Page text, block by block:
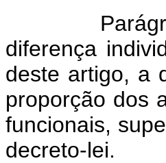
diferença
deste artigo, a
proporção dos
funcionais,
decreto-lei.